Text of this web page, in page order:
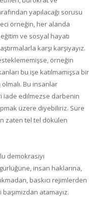
yapılacağı sorusu
örneğin, her alanda
ve sosyal hayatı
karşı karşıyayız.
örneğin
bu işe katılmamışsa bir
Bu insanlar
iade edilmezse darbenin
üzere diyebiliriz. Süre
zaten tel tel dökülen
demokrasiyi
insan haklarına,
baskıcı rejimlerden
atamayız.